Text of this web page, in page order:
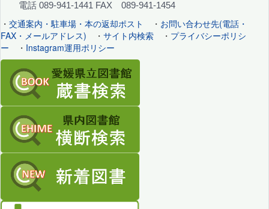
電話 089-941-1441 FAX 089-941-1454
・ 交通案内・駐車場・本の返却ポスト ・ お問い合わせ先(電話・
FAX・メールアドレス) ・ サイト内検索 ・ プライバシーポリシ
ー ・ Instagram運用ポリシー